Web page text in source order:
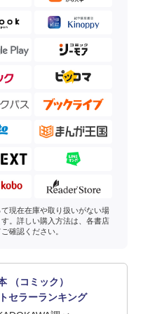
現在在庫や取り扱いがない場
。詳しい購入方法は、各書店
確認ください。
（コミック）
セラーランキング